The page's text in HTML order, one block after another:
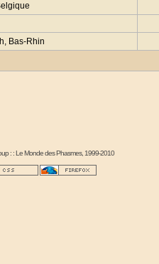
Bas-Rhin
: :Le Monde des Phasmes, 1999-2010